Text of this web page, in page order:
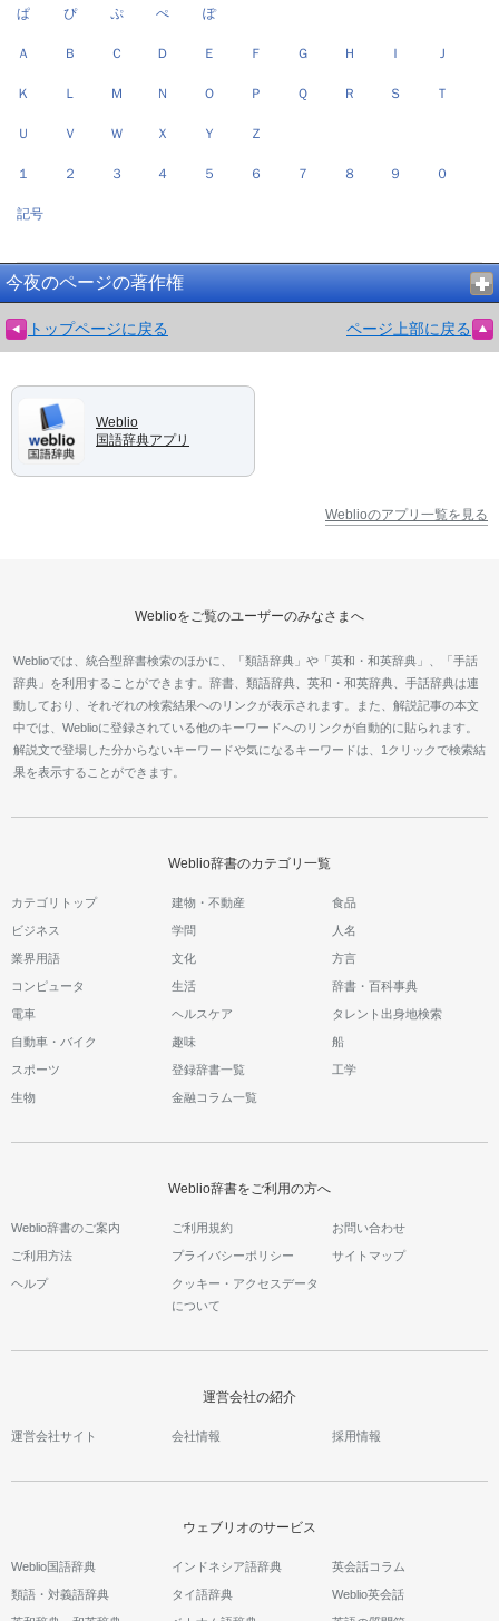
ぱ ぴ ぷ ぺ ぽ
Ａ Ｂ Ｃ Ｄ Ｅ Ｆ Ｇ Ｈ Ｉ Ｊ
Ｋ Ｌ Ｍ Ｎ Ｏ Ｐ Ｑ Ｒ Ｓ Ｔ
Ｕ Ｖ Ｗ Ｘ Ｙ Ｚ
１ ２ ３ ４ ５ ６ ７ ８ ９ ０
記号
今夜のページの著作権
トップページに戻る ページ上部に戻る
Weblio
国語辞典アプリ
Weblioのアプリ一覧を見る
Weblioをご覧のユーザーのみなさまへ
Weblioでは、統合型辞書検索のほかに、「類語辞典」や「英和・和英辞典」、「手話
辞典」を利用することができます。辞書、類語辞典、英和・和英辞典、手話辞典は連
動しており、それぞれの検索結果へのリンクが表示されます。また、解説記事の本文
中では、Weblioに登録されている他のキーワードへのリンクが自動的に貼られます。
解説文で登場した分からないキーワードや気になるキーワードは、1クリックで検索結
果を表示することができます。
Weblio辞書のカテゴリ一覧
カテゴリトップ 建物・不動産 食品
ビジネス 学問 人名
業界用語 文化 方言
コンピュータ 生活 辞書・百科事典
電車 ヘルスケア タレント出身地検索
自動車・バイク 趣味 船
スポーツ 登録辞書一覧 工学
生物 金融コラム一覧
Weblio辞書をご利用の方へ
Weblio辞書のご案内 ご利用規約 お問い合わせ
ご利用方法 プライバシーポリシー サイトマップ
ヘルプ
クッキー・アクセスデータ
について
運営会社の紹介
運営会社サイト 会社情報 採用情報
ウェブリオのサービス
Weblio国語辞典
類語・対義語辞典
インドネシア語辞典
タイ語辞典
英会話コラム
Weblio英会話